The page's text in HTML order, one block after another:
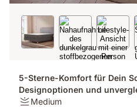
5-Sterne-Komfort für Dein
Designoptionen und
Firmness:
Medium